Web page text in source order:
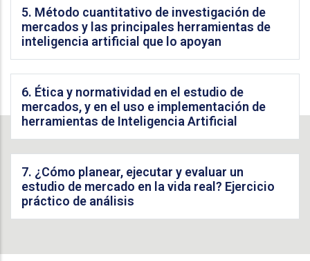
5. Método cuantitativo de investigación de
mercados y las principales herramientas de
inteligencia artificial que lo apoyan
6. Ética y normatividad en el estudio de
mercados, y en el uso e implementación de
herramientas de Inteligencia Artificial
7. ¿Cómo planear, ejecutar y evaluar un
estudio de mercado en la vida real? Ejercicio
práctico de análisis